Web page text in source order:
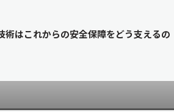
術はこれからの安全保障をどう支えるの